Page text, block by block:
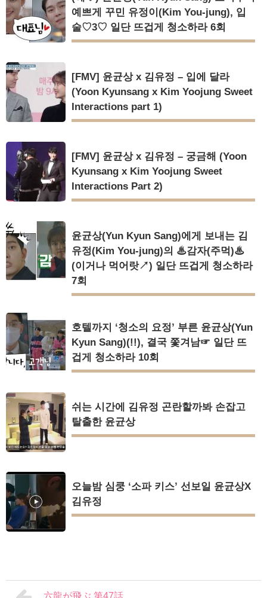
예쁘게 꾸민 유정이(Kim You-jung), 입
술♡3♡ 일단 뜨겁게 청소하라 6회
[FMV] 윤균상 x 김유정 – 입에 달라
(Yoon Kyunsang x Kim Yoojung Sweet
Interactions part 1)
[FMV] 윤균상 x 김유정 – 궁금해 (Yoon
Kyunsang x Kim Yoojung Sweet
Interactions Part 2)
윤균상(Yun Kyun Sang)에게 보내는 김
유정(Kim You-jung)의 ♨감자(주먹)♨
(이거나 먹어랏↗) 일단 뜨겁게 청소하라
7회
호텔까지 ‘청소의 요정’ 부른 윤균상(Yun
Kyun Sang)(!!), 결국 쫓겨남☞ 일단 뜨
겁게 청소하라 10회
쉬는 시간에 김유정 곤란할까봐 손잡고
탈출한 윤균상
오늘밤 심쿵 ‘소파 키스’ 선보일 윤균상X
김유정
六龍が飛ぶ 第47話